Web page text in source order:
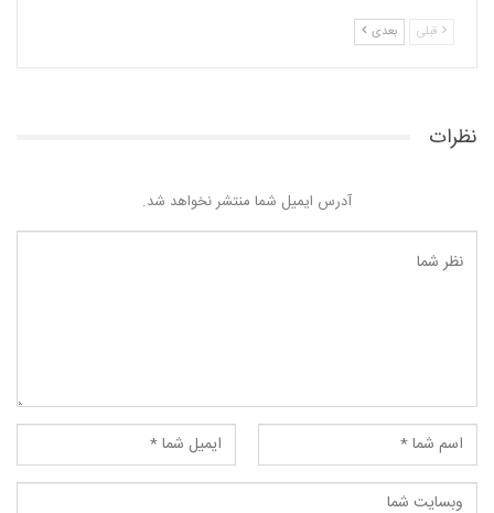
قبلی بعدی
نظرات
آدرس ایمیل شما منتشر نخواهد شد.